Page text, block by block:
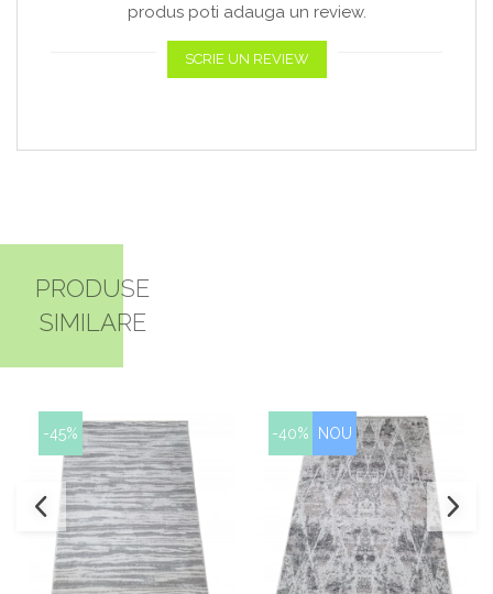
produs poti adauga un review.
SCRIE UN REVIEW
PRODUSE
SIMILARE
-45% -40% NOU